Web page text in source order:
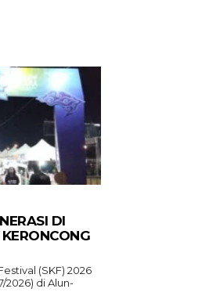
DI
(SKF) 2026
2026) di Alun-